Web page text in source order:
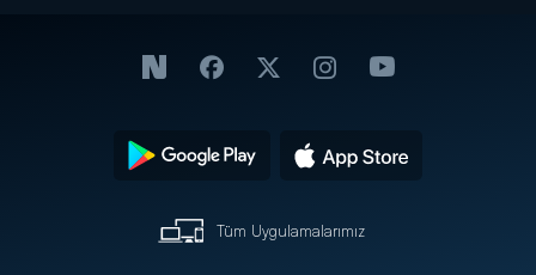
Tüm Uygulamalarımız